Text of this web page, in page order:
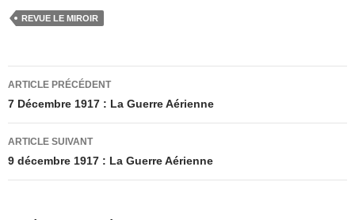
REVUE LE MIROIR
Navigation
des
articles
ARTICLE PRÉCÉDENT
7 Décembre 1917 : La Guerre Aérienne
ARTICLE SUIVANT
9 décembre 1917 : La Guerre Aérienne